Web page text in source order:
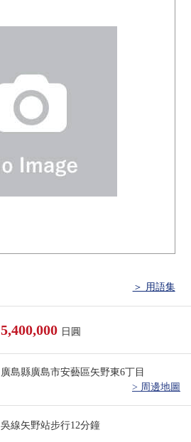
＞ 用語集
5,400,000 日圓
廣島縣廣島市安藝區矢野東6丁目
> 周邊地圖
吳線矢野站步行12分鐘